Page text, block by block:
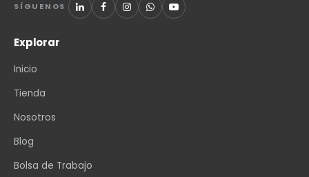
SÍGUENOS
Explorar
Inicio
Tienda
Nosotros
Blog
Bolsa de Trabajo